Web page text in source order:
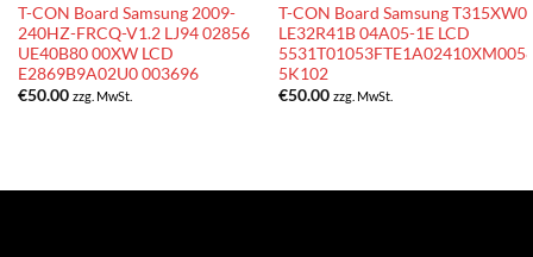
T-CON Board Samsung 2009-
240HZ-FRCQ-V1.2 LJ94 02856
UE40B80 00XW LCD
E2869B9A02U0 003696
€50.00 zzg. MwSt.
T-CON Board Samsung
LE32R41B 04A05-1E LCD
5K102
€50.00 zzg. MwSt.